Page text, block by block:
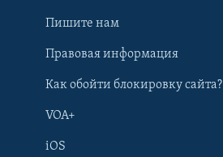
Пишите нам
Правовая информация
Как обойти блокировку сайта?
VOA+
iOS